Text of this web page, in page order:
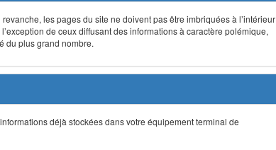
les pages du site ne doivent pas être imbriquées à l’intérieur
de ceux diffusant des informations à caractère polémique,
du plus grand nombre.
déjà stockées dans votre équipement terminal de